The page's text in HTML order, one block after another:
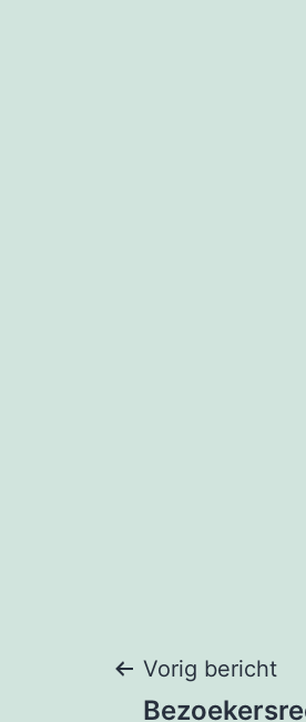
Bericht
Vorig bericht